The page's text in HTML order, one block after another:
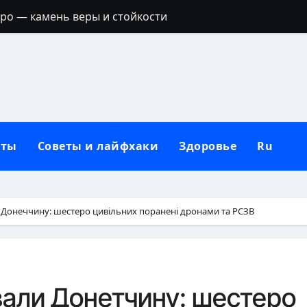
— камень веры и стойкости
филе: точное время и секреты сочности
кольцо: традиции, приметы и современные
секреты выбора и нанесения
для организма
Советы и лайфхаки Здоровье Ru
шестеро цивільних поранені дронами та РСЗВ
Донетчину: шестеро